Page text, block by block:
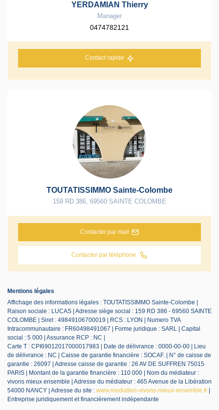
YERDAMIAN Thierry
Manager
0474782121
Contact rapide
TOUTATISSIMMO Sainte-Colombe
159 RD 386 69560 SAINTE COLOMBE
Contacter par mail
Contacter par téléphone
Mentions légales
Affichage des informations légales : TOUTATISSIMMO Sainte-Colombe |
Raison sociale : LUCAS | Adresse siège social : 159 RD 386 - 69560 SAINTE
COLOMBE | Siret : 49849106700019 | RCS : LYON | Numero TVA
Intracommunautaire : FR60498491067 | Forme juridique : SARL | Capital
social : 5 000 | Assurance RCP : NC |
Carte T : CPI69012017000017983 | Date de délivrance : 0000-00-00 | Lieu
de délivrance : NC | Caisse de garantie financière : SOCAF. | N° de caisse de
garantie : 26097 | Adresse caisse de garantie : 26 AV DE SUFFREN 75015
PARIS | Montant de la garantie financière : 110 000 | Nom du médiateur :
vivons mieux ensemble | Adresse du médiateur : 465 Avenue de la Libération
54000 NANCY | Adresse du site : www.mediation-vivons-mieux-ensemble.fr
Entreprise juridiquement et financièrement indépendante